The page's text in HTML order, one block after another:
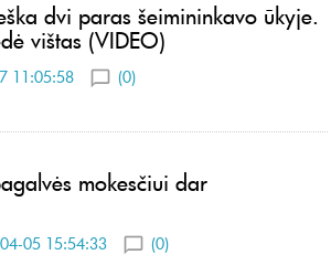
dvi paras šeimininkavo ūkyje.
vištas (VIDEO)
11:05:58 (0)
mokesčiui dar
05 15:54:33 (0)